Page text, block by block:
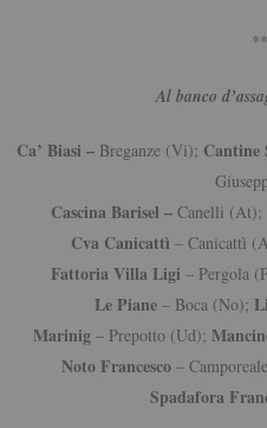
Al banco
Ca’ Biasi –Breganze (Vi); Cantine
Cascina Barisel – Canelli (At);
Cva Canicattì – Canicattì
Fattoria Villa Ligi – Pergola
Le Piane– Boca (No);
Marinig – Prepotto (Ud);
Noto Francesco –
Spadafora